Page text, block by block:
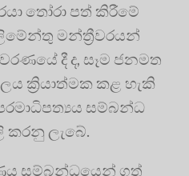
තෝරා පත් කිරීමේ
මන්ත්‍රීවරයන්
දී ද, සෑම ජනමත
ක්‍රියාත්මක කළ හැකි
සම්බන්ධ
කරනු ලැබේ.
සම්බන්ධයෙන් ගත්